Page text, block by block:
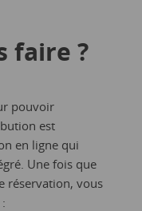
faire ?
pouvoir
est
en ligne qui
Une fois que
réservation, vous